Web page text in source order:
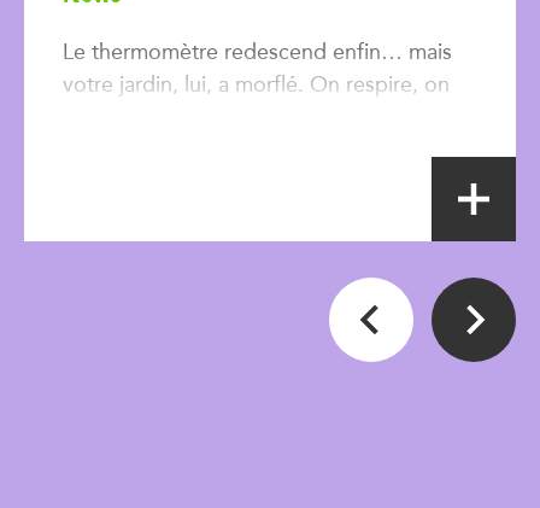
Le thermomètre redescend enfin… mais
votre jardin, lui, a morflé. On respire, on